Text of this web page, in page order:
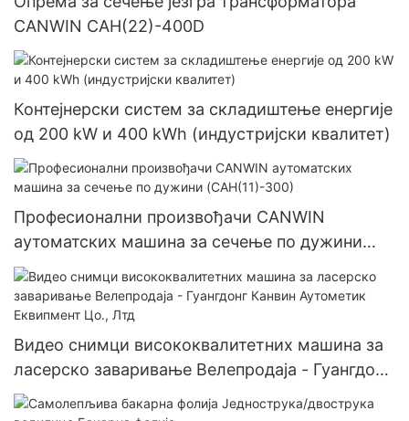
CANWIN CAH(22)-400D
Контејнерски систем за складиштење енергије
од 200 kW и 400 kWh (индустријски квалитет)
Професионални произвођачи CANWIN
аутоматских машина за сечење по дужини
(CAH(11)-300)
Видео снимци висококвалитетних машина за
ласерско заваривање Велепродаја - Гуангдонг
Канвин Аутометик Еквипмент Цо., Лтд